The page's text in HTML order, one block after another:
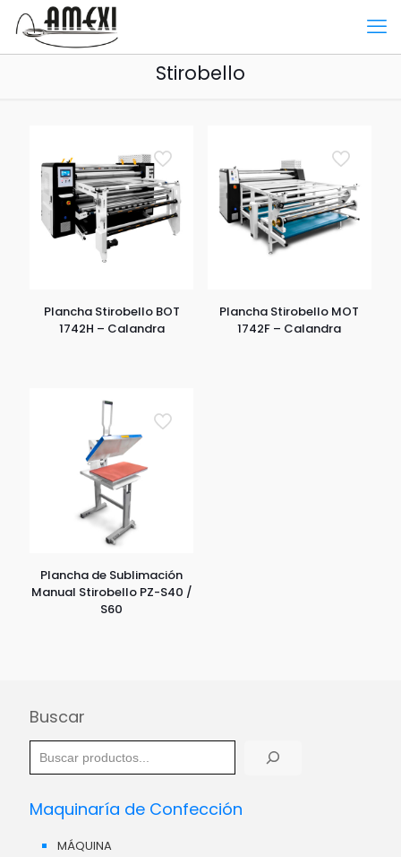
Stirobello
Plancha Stirobello BOT
1742H – Calandra
Plancha Stirobello MOT
1742F – Calandra
Plancha de Sublimación
Manual Stirobello PZ-S40 /
S60
Buscar
Maquinaría de Confección
MÁQUINA